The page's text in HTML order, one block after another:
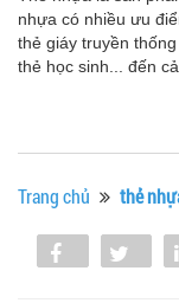
nhựa có nhiều ưu
thẻ giáy truyền
thẻ học sinh... đến
Trang chủ thẻ
Share